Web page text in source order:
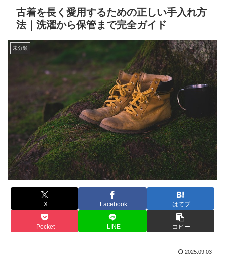
古着を長く愛用するための正しい手入れ方
法｜洗濯から保管まで完全ガイド
未分類
X Facebook はてブ
Pocket LINE コピー
2025.09.03